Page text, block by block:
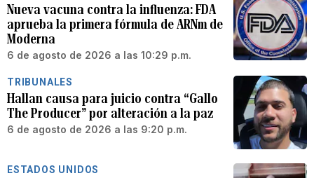
Nueva vacuna contra la influenza: FDA
aprueba la primera fórmula de ARNm de
Moderna
6 de agosto de 2026 a las 10:29 p.m.
TRIBUNALES
Hallan causa para juicio contra “Gallo
The Producer” por alteración a la paz
6 de agosto de 2026 a las 9:20 p.m.
ESTADOS UNIDOS